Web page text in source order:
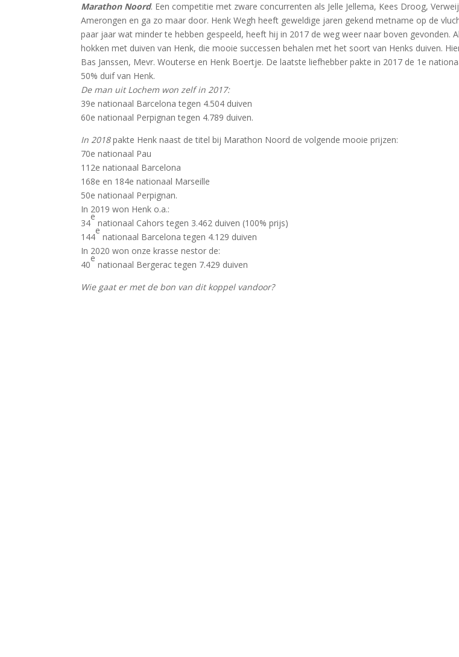
Marathon Noord. Een competitie met zware concurrenten als Jelle Jellema, Kees Droog,
Amerongen en ga zo maar door. Henk Wegh heeft geweldige jaren gekend metname op de
paar jaar wat minder te hebben gespeeld, heeft hij in 2017 de weg weer naar boven gevonden.
hokken met duiven van Henk, die mooie successen behalen met het soort van Henks duiven.
Bas Janssen, Mevr. Wouterse en Henk Boertje. De laatste liefhebber pakte in 2017 de 1e
50% duif van Henk.
De man uit Lochem won zelf in 2017:
39e nationaal Barcelona tegen 4.504 duiven
60e nationaal Perpignan tegen 4.789 duiven.
In 2018pakte Henk naast de titel bij Marathon Noord de volgende mooie prijzen:
70e nationaal Pau
112e nationaal Barcelona
168e en 184e nationaal Marseille
50e nationaal Perpignan.
In 2019 won Henk o.a.:
34
e
nationaal Cahors tegen 3.462 duiven (100% prijs)
144
e
nationaal Barcelona tegen 4.129 duiven
In 2020 won onze krasse nestor de:
40
e
nationaal Bergerac tegen 7.429 duiven
Wie gaat er met de bon van dit koppel vandoor?